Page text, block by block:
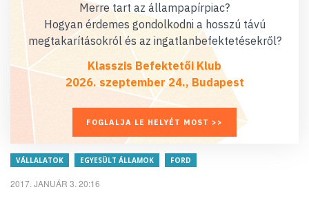
Merre tart az állampapírpiac?
Hogyan érdemes gondolkodni a hosszú távú
megtakarításokról és az ingatlanbefektetésekről?
Klasszis Befektetői Klub
2026. szeptember 24., Budapest
FOGLALJA LE HELYÉT MOST >>
VÁLLALATOK EGYESÜLT ÁLLAMOK FORD
2017. JANUÁR 3. 20:16